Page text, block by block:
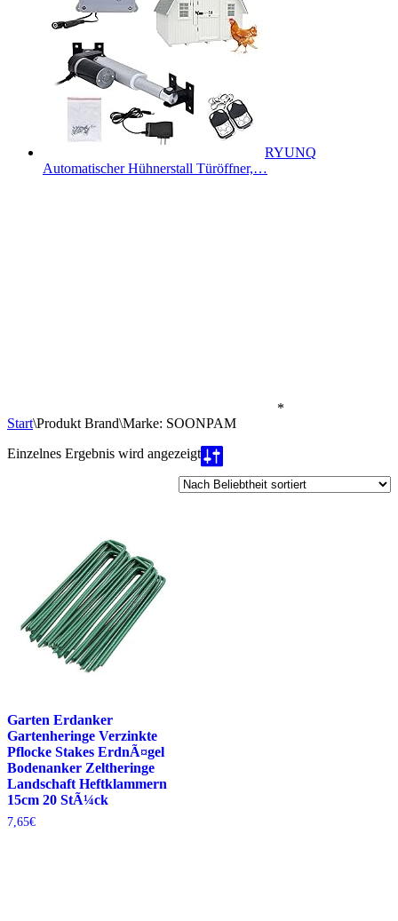
RYUNQ
Automatischer Hühnerstall Türöffner,…
*
Start\Produkt Brand\Marke: SOONPAM
Einzelnes Ergebnis wird angezeigt
Garten Erdanker
Gartenheringe Verzinkte
Pflocke Stakes ErdnÃ¤gel
Bodenanker Zeltheringe
Landschaft Heftklammern
15cm 20 StÃ¼ck
7,65€